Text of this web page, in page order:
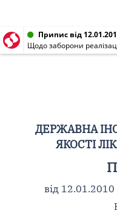
Припис від
ДЕРЖАВНА
ЯКОСТІ
від